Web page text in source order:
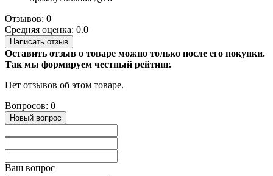
Отзывов: 0
Средняя оценка: 0.0
Написать отзыв
Оставить отзыв о товаре можно только после его покупки.
Так мы формируем честный рейтинг.
Нет отзывов об этом товаре.
Вопросов: 0
Новый вопрос
Ваш вопрос